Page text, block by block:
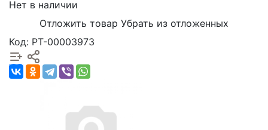
Нет в наличии
Отложить товар Убрать из отложенных
Код: РТ-00003973